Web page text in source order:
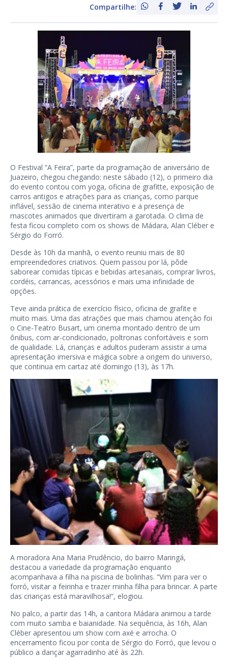
Compartilhe:
O Festival “A Feira”, parte da programação de aniversário de
Juazeiro, chegou chegando: neste sábado (12), o primeiro dia
do evento contou com yoga, oficina de grafitte, exposição de
carros antigos e atrações para as crianças, como parque
inflável, sessão de cinema interativo e a presença de
mascotes animados que divertiram a garotada. O clima de
festa ficou completo com os shows de Mádara, Alan Cléber e
Sérgio do Forró.
Desde às 10h da manhã, o evento reuniu mais de 80
empreendedores criativos. Quem passou por lá, pôde
saborear comidas típicas e bebidas artesanais, comprar livros,
cordéis, carrancas, acessórios e mais uma infinidade de
opções.
Teve ainda prática de exercício físico, oficina de grafite e
muito mais. Uma das atrações que mais chamou atenção foi
o Cine-Teatro Busart, um cinema montado dentro de um
ônibus, com ar-condicionado, poltronas confortáveis e som
de qualidade. Lá, crianças e adultos puderam assistir a uma
apresentação imersiva e mágica sobre a origem do universo,
que continua em cartaz até domingo (13), às 17h.
A moradora Ana Maria Prudêncio, do bairro Maringá,
destacou a variedade da programação enquanto
acompanhava a filha na piscina de bolinhas. “Vim para ver o
forró, visitar a feirinha e trazer minha filha para brincar. A parte
das crianças está maravilhosa!”, elogiou.
No palco, a partir das 14h, a cantora Mádara animou a tarde
com muito samba e baianidade. Na sequência, às 16h, Alan
Cléber apresentou um show com axé e arrocha. O
encerramento ficou por conta de Sérgio do Forró, que levou o
público a dançar agarradinho até às 22h.